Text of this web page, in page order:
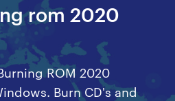
rom 2020
ROM 2020
Burn CD's and